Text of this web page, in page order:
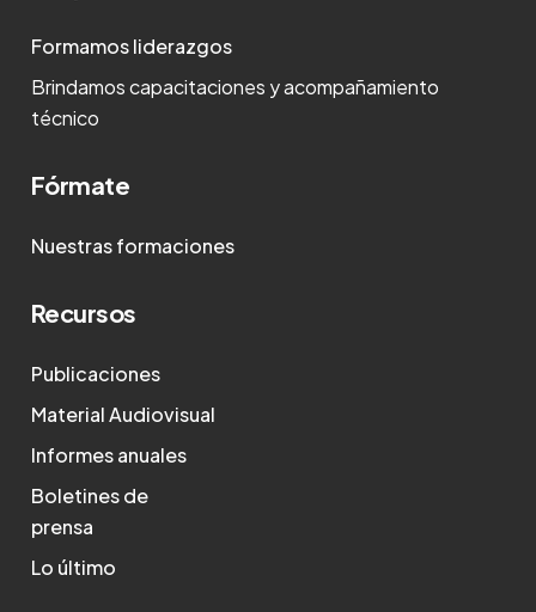
Formamos liderazgos
Brindamos capacitaciones y acompañamiento
técnico
Fórmate
Nuestras formaciones
Recursos
Publicaciones
Material Audiovisual
Informes anuales
Boletines de
prensa
Lo último